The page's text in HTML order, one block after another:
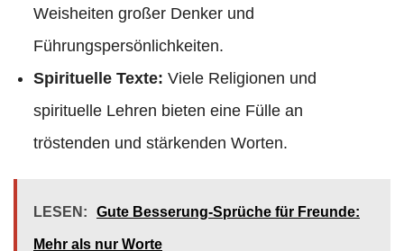
Weisheiten großer Denker und
Führungspersönlichkeiten.
Spirituelle Texte: Viele Religionen und
spirituelle Lehren bieten eine Fülle an
tröstenden und stärkenden Worten.
LESEN: Gute Besserung-Sprüche für Freunde:
Mehr als nur Worte